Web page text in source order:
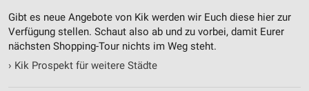
Gibt es neue Angebote von Kik werden wir Euch diese hier zur
Verfügung stellen. Schaut also ab und zu vorbei, damit Eurer
nächsten Shopping-Tour nichts im Weg steht.
› Kik Prospekt für weitere Städte